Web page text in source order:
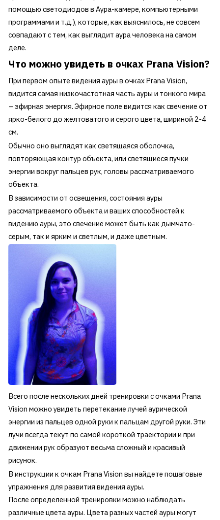
помощью светодиодов в Аура-камере, компьютерными
программами и т.д.), которые, как выяснилось, не совсем
совпадают с тем, как выглядит аура человека на самом
деле.
Что можно увидеть в очках Prana Vision?
При первом опыте видения ауры в очках Prana Vision,
видится самая низкочастотная часть ауры и тонкого мира
– эфирная энергия. Эфирное поле видится как свечение от
ярко-белого до желтоватого и серого цвета, шириной 2-4
см.
Обычно оно выглядят как светящаяся оболочка,
повторяющая контур объекта, или светящиеся пучки
энергии вокруг пальцев рук, головы рассматриваемого
объекта.
В зависимости от освещения, состояния ауры
рассматриваемого объекта и ваших способностей к
видению ауры, это свечение может быть как дымчато-
серым, так и ярким и светлым, и даже цветным.
Всего после нескольких дней тренировки с очками Prana
Vision можно увидеть перетекание лучей аурической
энергии из пальцев одной руки к пальцам другой руки. Эти
лучи всегда текут по самой короткой траектории и при
движении рук образуют весьма сложный и красивый
рисунок.
В инструкции к очкам Prana Vision вы найдете пошаговые
упражнения для развития видения ауры.
После определенной тренировки можно наблюдать
различные цвета ауры. Цвета разных частей ауры могут